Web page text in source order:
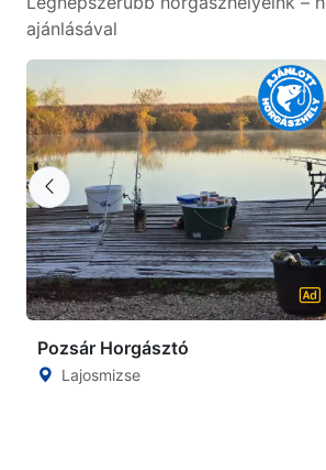
ajánlásával
Pozsár Horgásztó
Lajosmizse